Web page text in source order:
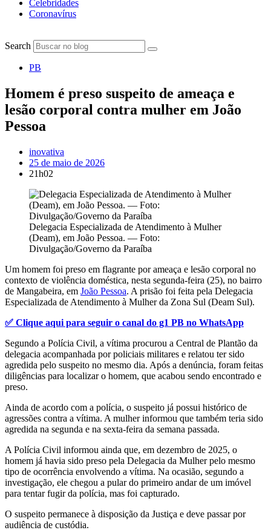
Celebridades
Coronavírus
Search
PB
Homem é preso suspeito de ameaça e
lesão corporal contra mulher em João
Pessoa
inovativa
25 de maio de 2026
21h02
Delegacia Especializada de Atendimento à Mulher
(Deam), em João Pessoa. — Foto:
Divulgação/Governo da Paraíba
Um homem foi preso em flagrante por ameaça e lesão corporal no
contexto de violência doméstica, nesta segunda-feira (25), no bairro
de Mangabeira, em João Pessoa. A prisão foi feita pela Delegacia
Especializada de Atendimento à Mulher da Zona Sul (Deam Sul).
✅ Clique aqui para seguir o canal do g1 PB no WhatsApp
Segundo a Polícia Civil, a vítima procurou a Central de Plantão da
delegacia acompanhada por policiais militares e relatou ter sido
agredida pelo suspeito no mesmo dia. Após a denúncia, foram feitas
diligências para localizar o homem, que acabou sendo encontrado e
preso.
Ainda de acordo com a polícia, o suspeito já possui histórico de
agressões contra a vítima. A mulher informou que também teria sido
agredida na segunda e na sexta-feira da semana passada.
A Polícia Civil informou ainda que, em dezembro de 2025, o
homem já havia sido preso pela Delegacia da Mulher pelo mesmo
tipo de ocorrência envolvendo a vítima. Na ocasião, segundo a
investigação, ele chegou a pular do primeiro andar de um imóvel
para tentar fugir da polícia, mas foi capturado.
O suspeito permanece à disposição da Justiça e deve passar por
audiência de custódia.